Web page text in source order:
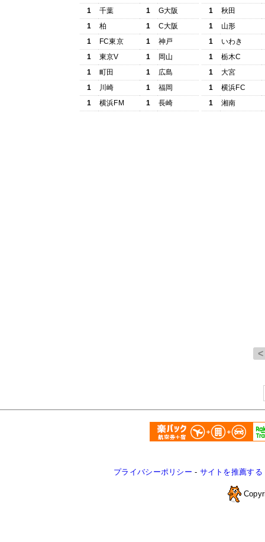
1
千葉 1
G大阪
1
柏 1
C大阪
1
FC東京 1
神戸
1
東京V 1
岡山
1
町田 1
広島
1
川崎 1
福岡
1
横浜FM 1 長崎
1
秋田
1
山形
1
いわき
1
栃木C
1
大宮
1
横浜FC
1
湘南
プライバシーポリシー - サイトを推薦する